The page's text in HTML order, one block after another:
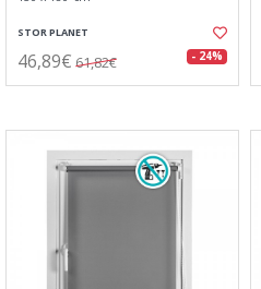
STOR PLANET
46,89€ 61,82€ - 24%